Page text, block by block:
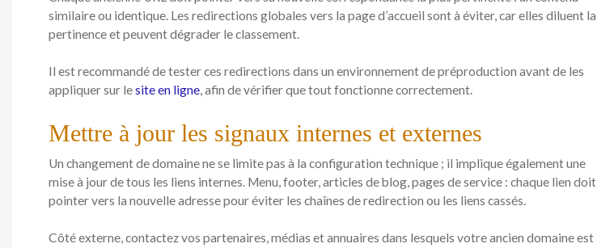
similaire ou identique. Les redirections globales vers la page d’accueil sont à éviter, car elles diluent la
pertinence et peuvent dégrader le classement.
Il est recommandé de tester ces redirections dans un environnement de préproduction avant de les
appliquer sur lesite en ligne, afin de vérifier que tout fonctionne correctement.
Mettre à jour les signaux internes et externes
Un changement de domaine ne se limite pas à la configuration technique ; il implique également une
mise à jour de tous les liens internes. Menu, footer, articles de blog, pages de service : chaque lien doit
pointer vers la nouvelle adresse pour éviter les chaînes de redirection ou les liens cassés.
Côté externe, contactez vos partenaires, médias et annuaires dans lesquels votre ancien domaine est